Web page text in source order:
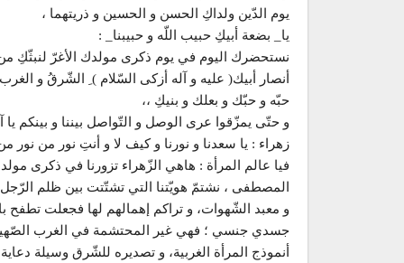
يوم الدّين ولداكِ الحسن و الحسين و ذريتهما ،
يا_ بضعة أبيكِ حبيب اللّه و حبيبنا_ :
نستحضرك اليوم في يوم ذكرى مولدك الأغرّ لنبثّكِ
أنصار أبيك( عليه و آله أزكى السّلام ) ِ الشّرقُ و
حبّه و حبّك و بعلك و بنيكِ ،،
و حتّى يمزّقوا عرى الوصل و التّواصل بيننا و بينكم يا
زهراء : يا سعدنا و نورنا و كيف لا و أنتِ نور من نور
فيا عالم المرأة : هاهي الزّهراء تزورنا في ذكرى
المصطفى ، نشتمّ هويّتنا التي تشتّتت بين ظلم
و معبد الشّهوات، و تراكم إهمالهم لها فجعلت تطفح
جسدي جنسي ؛ فهي غير المحتشمة في الغرب
أنموذج المرأة الغربية، و تصديره للشّرق وسيلة